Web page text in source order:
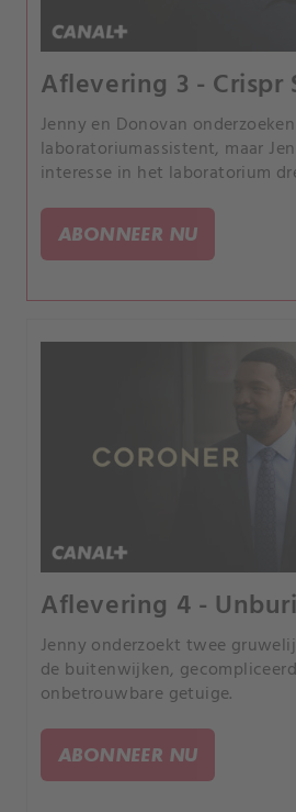
Aflevering 3 - Crispr
Jenny en Donovan
laboratoriumassistent, maar
interesse in het laboratorium
ABONNEER NU
Aflevering 4 -
Jenny onderzoekt twee
de buitenwijken,
onbetrouwbare getuige.
ABONNEER NU